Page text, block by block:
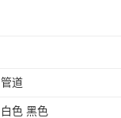
管道
白色 黑色